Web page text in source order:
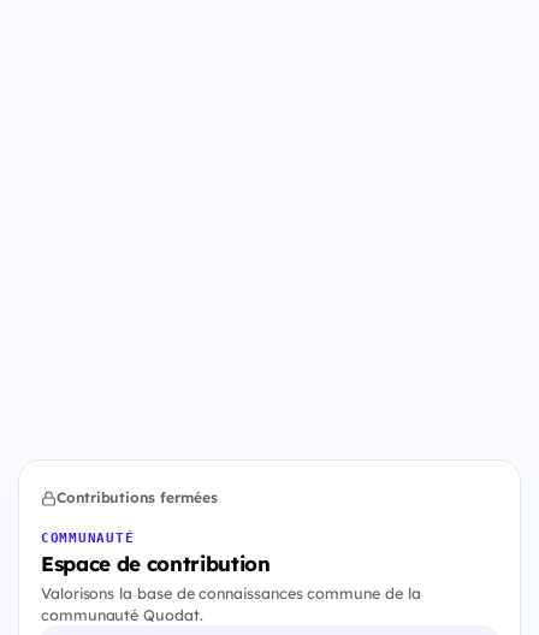
Contributions fermées
COMMUNAUTÉ
Espace de contribution
Valorisons la base de connaissances commune de la
communauté Quodat.